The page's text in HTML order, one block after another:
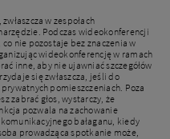
w zespołach
Podczas wideokonferencji
nie pozostaje bez znaczenia w
wideokonferencję w ramach
inne, aby nie ujawniać szczegółów
się zwłaszcza, jeśli do
pomieszczeniach. Poza
zabrać głos, wystarczy, że
pozwala na zachowanie
bałaganu, kiedy
prowadząca spotkanie może,